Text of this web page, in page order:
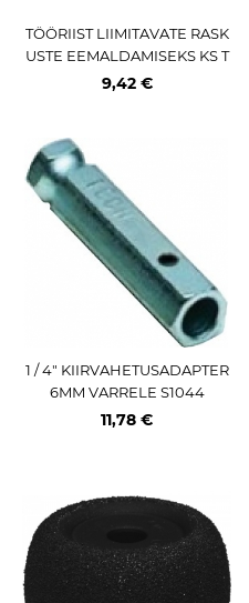
TÖÖRIIST LIIMITAVATE RASK
USTE EEMALDAMISEKS KS T
OOLS
9,42 €
1 / 4" KIIRVAHETUSADAPTER
6MM VARRELE S1044
11,78 €